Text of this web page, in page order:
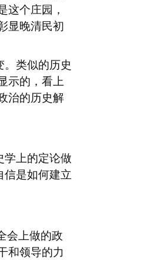
这个庄园，
显晚清民初
类似的历史
示的，看上
治的历史解
学上的定论做
信是如何建立
会上做的政
和领导的力